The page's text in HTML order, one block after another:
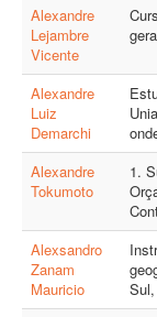
Alexandre
Lejambre
Vicente
Alexandre
Luiz
Demarchi
Alexandre
Tokumoto
1.
Alexsandro
Zanam
Mauricio